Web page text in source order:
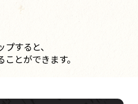
すると、
とができます。